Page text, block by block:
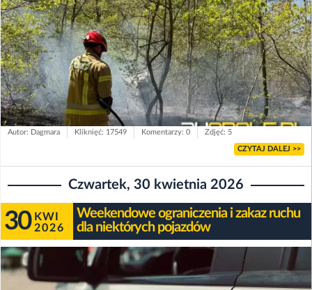
Autor: Dagmara Kliknięć: 17549 Komentarzy: 0 Zdjęć: 5
CZYTAJ DALEJ >>
Czwartek, 30 kwietnia 2026
30 KWI
2026
Weekendowe ograniczenia i zakaz ruchu
dla niektórych pojazdów